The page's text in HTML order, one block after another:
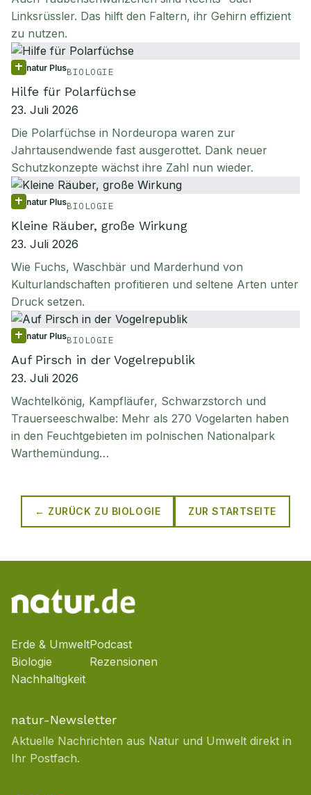
Linksrüssler. Das hilft den Faltern, ihr Gehirn effizient
zu nutzen.
natur PlusBIOLOGIE
Hilfe für Polarfüchse
23. Juli 2026
Die Polarfüchse in Nordeuropa waren zur
Jahrtausendwende fast ausgerottet. Dank neuer
Schutzkonzepte wächst ihre Zahl nun wieder.
natur PlusBIOLOGIE
Kleine Räuber, große Wirkung
23. Juli 2026
Wie Fuchs, Waschbär und Marderhund von
Kulturlandschaften profitieren und seltene Arten unter
Druck setzen.
natur PlusBIOLOGIE
Auf Pirsch in der Vogelrepublik
23. Juli 2026
Wachtelkönig, Kampfläufer, Schwarzstorch und
Trauerseeschwalbe: Mehr als 270 Vogelarten haben
in den Feuchtgebieten im polnischen Nationalpark
Warthemündung…
← ZURÜCK ZU BIOLOGIE ZUR STARTSEITE
Erde & Umwelt
Biologie
Nachhaltigkeit
Podcast
Rezensionen
natur-Newsletter
Aktuelle Nachrichten aus Natur und Umwelt direkt in
Ihr Postfach.